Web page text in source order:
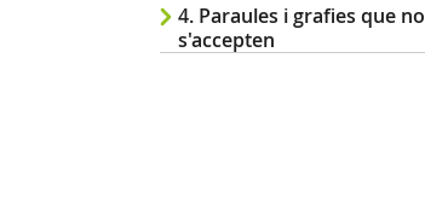
4. Paraules i grafies que no
s'accepten